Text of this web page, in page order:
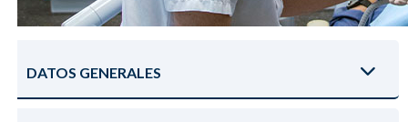
DATOS GENERALES